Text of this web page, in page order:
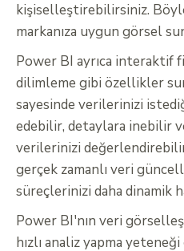
kişiselleştirebilirsiniz.
markanıza uygun görsel
Power BI ayrıca interaktif
dilimleme gibi özellikler
sayesinde verilerinizi
edebilir, detaylara inebilir
verilerinizi
gerçek zamanlı veri
süreçlerinizi daha dinamik
Power BI'nın veri
hızlı analiz yapma